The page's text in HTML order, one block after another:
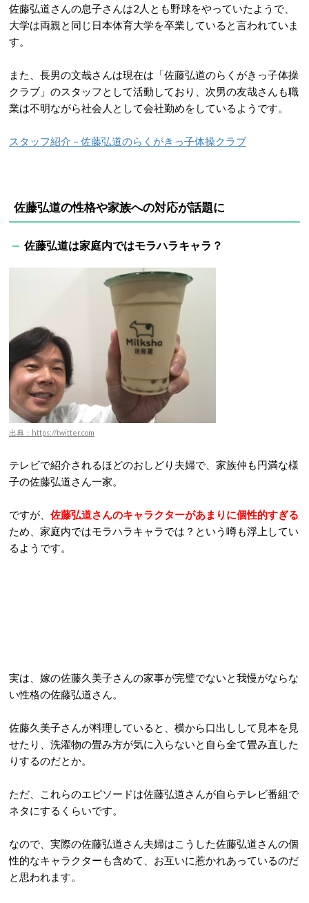
佐藤弘道さんの息子さんは2人とも野球をやっていたようで、
大学は両親と同じ日本体育大学を卒業していると言われていま
す。
また、長男の文哉さんは現在は「佐藤弘道のらくがきっ子体操
クラブ」のスタッフとして活動しており、次男の友哉さんも職
業は不明ながら社会人として会社勤めをしているようです。
スタッフ紹介 – 佐藤弘道のらくがきっ子体操クラブ
佐藤弘道の性格や家族への対応が話題に
佐藤弘道は家庭内ではモラハラキャラ？
出典：https://twitter.com
テレビで紹介されるほどのおしどり夫婦で、家族仲も円満な様
子の佐藤弘道さん一家。
ですが、 佐藤弘道さんのキャラクターがあまりに個性的すぎる
ため、家庭内ではモラハラキャラでは？という噂も浮上してい
るようです。
実は、嫁の佐藤久美子さんの家事が完璧でないと我慢がならな
い性格の佐藤弘道さん。
佐藤久美子さんが料理していると、横から口出しして見本を見
せたり、洗濯物の畳み方が気に入らないと自ら全て畳み直した
りするのだとか。
ただ、これらのエピソードは佐藤弘道さんが自らテレビ番組で
ネタにするくらいです。
なので、実際の佐藤弘道さん夫婦はこうした佐藤弘道さんの個
性的なキャラクターも含めて、お互いに惹かれあっているのだ
と思われます。